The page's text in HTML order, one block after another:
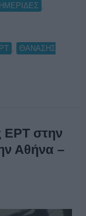
ΘΑΝΑΣΗΣ
ΕΡΤ στην
Αθήνα –